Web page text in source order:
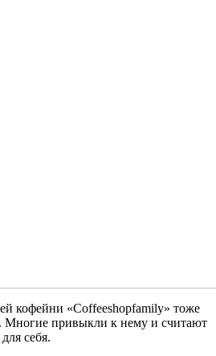
кофейни «Coffeeshopfamily» тоже
Многие привыкли к нему и считают
себя.